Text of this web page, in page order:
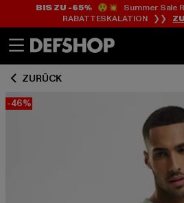
Zum
Inhalt
Zum
BIS ZU -65%😲💥 Summer Sale
RABATTESKALATION ❯❯
ZURÜCK
-46%